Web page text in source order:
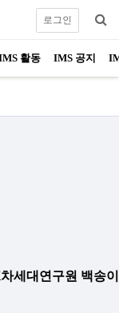
활동 IMS 공지
로그인
세대연구원 백송이